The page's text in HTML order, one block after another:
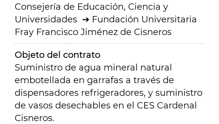
Consejería de Educación, Ciencia y
Universidades
Fundación Universitaria
Fray Francisco Jiménez de Cisneros
Objeto del contrato
Suministro de agua mineral natural
embotellada en garrafas a través de
dispensadores refrigeradores, y suministro
de vasos desechables en el CES Cardenal
Cisneros.